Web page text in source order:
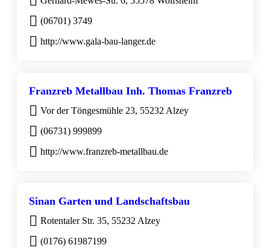
(06701) 3749
http://www.gala-bau-langer.de
Franzreb Metallbau Inh. Thomas Franzreb
Vor der Töngesmühle 23, 55232 Alzey
(06731) 999899
http://www.franzreb-metallbau.de
Sinan Garten und Landschaftsbau
Rotentaler Str. 35, 55232 Alzey
(0176) 61987199